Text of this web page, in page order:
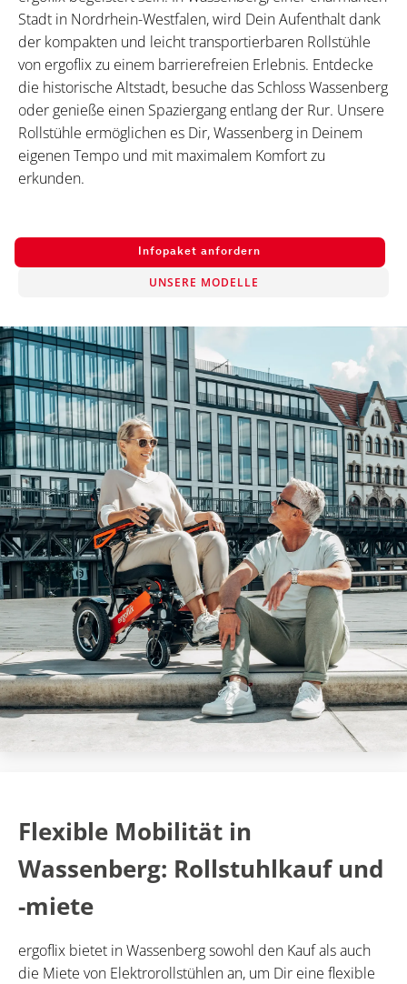
Stadt in Nordrhein-Westfalen, wird Dein Aufenthalt dank
der kompakten und leicht transportierbaren Rollstühle
von ergoflix zu einem barrierefreien Erlebnis. Entdecke
die historische Altstadt, besuche das Schloss Wassenberg
oder genieße einen Spaziergang entlang der Rur. Unsere
Rollstühle ermöglichen es Dir, Wassenberg in Deinem
eigenen Tempo und mit maximalem Komfort zu
erkunden.
Infopaket anfordern
UNSERE MODELLE
Flexible Mobilität in
Wassenberg: Rollstuhlkauf und
-miete
ergoflix bietet in Wassenberg sowohl den Kauf als auch
die Miete von Elektrorollstühlen an, um Dir eine flexible